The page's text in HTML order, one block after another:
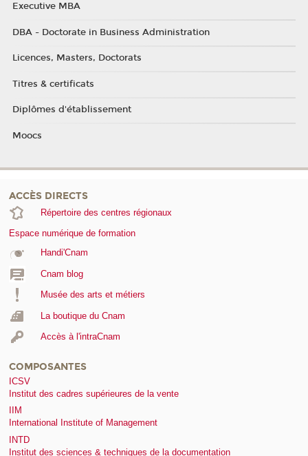
Executive MBA
DBA - Doctorate in Business Administration
Licences, Masters, Doctorats
Titres & certificats
Diplômes d'établissement
Moocs
ACCÈS DIRECTS
Répertoire des centres régionaux
Espace numérique de formation
Handi'Cnam
Cnam blog
Musée des arts et métiers
La boutique du Cnam
Accès à l'intraCnam
COMPOSANTES
ICSV
Institut des cadres supérieures de la vente
IIM
International Institute of Management
INTD
Institut des sciences & techniques de la documentation